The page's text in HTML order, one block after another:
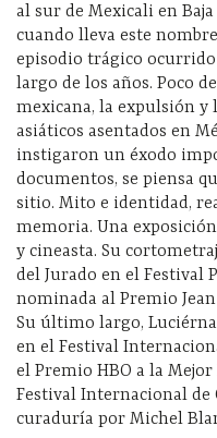
al sur de Mexicali en
cuando lleva este
episodio trágico ocurrido
largo de los años. Poco
mexicana, la expulsión y
asiáticos asentados en
instigaron un éxodo
documentos, se piensa
sitio. Mito e identidad,
memoria. Una
y cineasta. Su
del Jurado en el Festival
nominada al Premio
Su último largo,
en el Festival
el Premio HBO a la
Festival Internacional
curaduría por Michel